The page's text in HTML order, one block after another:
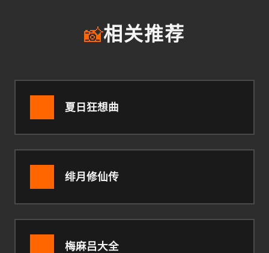
📸相关推荐
夏日狂想曲
绯月修仙传
梅麻吕大全